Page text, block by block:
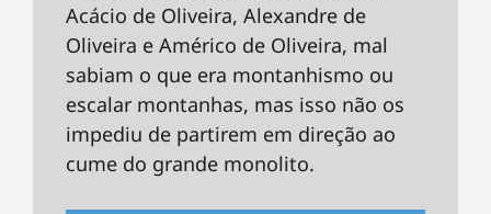
Acácio de Oliveira, Alexandre de
Oliveira e Américo de Oliveira, mal
sabiam o que era montanhismo ou
escalar montanhas, mas isso não os
impediu de partirem em direção ao
cume do grande monolito.